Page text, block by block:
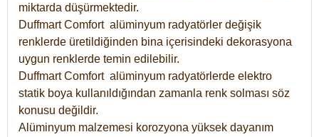
miktarda düşürmektedir.
Duffmart Comfort alüminyum radyatörler değişik
renklerde üretildiğinden bina içerisindeki dekorasyona
uygun renklerde temin edilebilir.
DuffmartComfort alüminyum radyatörlerde elektro
statik boya kullanıldığından zamanla renk solması söz
konusu değildir.
Alüminyum malzemesi korozyona yüksek dayanım